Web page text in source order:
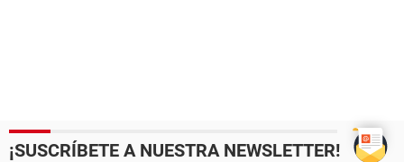
¡SUSCRÍBETE A NUESTRA NEWSLETTER!